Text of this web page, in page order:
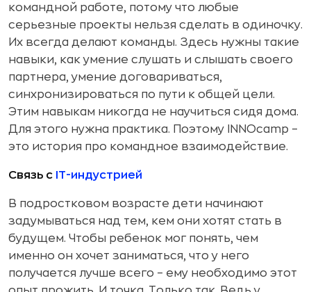
командной работе, потому что любые
серьезные проекты нельзя сделать в одиночку.
Их всегда делают команды. Здесь нужны такие
навыки, как умение слушать и слышать своего
партнера, умение договариваться,
синхронизироваться по пути к общей цели.
Этим навыкам никогда не научиться сидя дома.
Для этого нужна практика. Поэтому INNOcamp –
это история про командное взаимодействие.
Связь с IT-индустрией
В подростковом возрасте дети начинают
задумываться над тем, кем они хотят стать в
будущем. Чтобы ребенок мог понять, чем
именно он хочет заниматься, что у него
получается лучше всего – ему необходимо этот